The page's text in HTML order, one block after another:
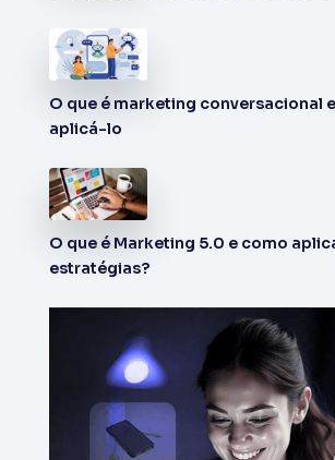
O que é marketing conversacional
aplicá-lo
O que é Marketing 5.0 e como
estratégias?